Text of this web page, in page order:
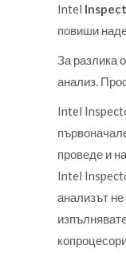
Intel
повиши
За разлика
анализ.
Intel
проведе и
Intel
анализът